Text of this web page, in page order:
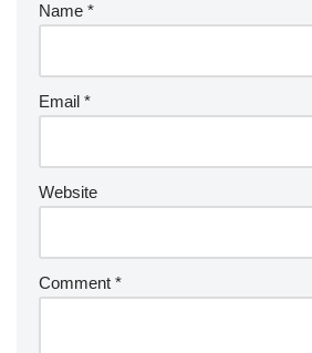
Name *
Email *
Website
Comment *